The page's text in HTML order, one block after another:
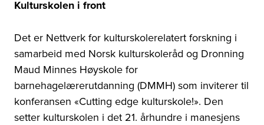
Kulturskolen i front
Det er Nettverk for kulturskolerelatert forskning i
samarbeid med Norsk kulturskoleråd og Dronning
Maud Minnes Høyskole for
barnehagelærerutdanning (DMMH) som inviterer til
konferansen «Cutting edge kulturskole!». Den
setter kulturskolen i det 21. århundre i manesjens